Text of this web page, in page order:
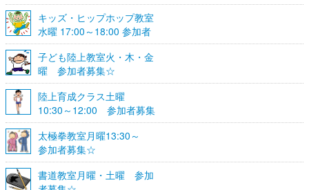
キッズ・ヒップホップ教室
水曜 17:00～18:00 参加者
募集☆
子ども陸上教室火・木・金
曜 参加者募集☆
陸上育成クラス土曜
10:30～12:00 参加者募集
☆
太極拳教室月曜13:30～
参加者募集☆
書道教室月曜・土曜 参加